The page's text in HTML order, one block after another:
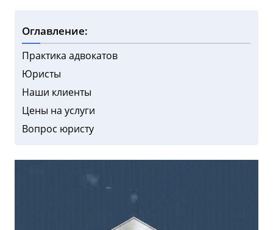
Оглавление:
Практика адвокатов
Юристы
Наши клиенты
Цены на услуги
Вопрос юристу